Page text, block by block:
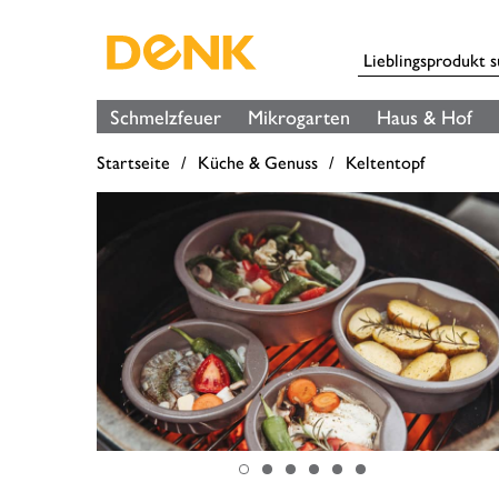
Schmelzfeuer Mikrogarten Haus & Hof
Startseite Küche & Genuss Keltentopf